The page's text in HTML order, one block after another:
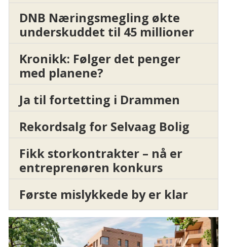
DNB Næringsmegling økte
underskuddet til 45 millioner
Kronikk: Følger det penger
med planene?
Ja til fortetting i Drammen
Rekordsalg for Selvaag Bolig
Fikk storkontrakter – nå er
entreprenøren konkurs
Første mislykkede by er klar